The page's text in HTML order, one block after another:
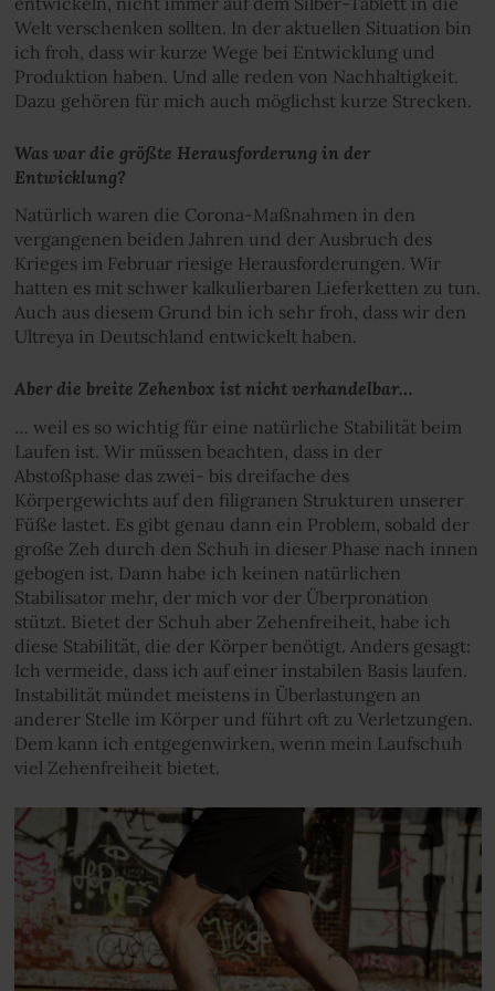
Welt verschenken sollten. In der aktuellen Situation bin
ich froh, dass wir kurze Wege bei Entwicklung und
Produktion haben. Und alle reden von Nachhaltigkeit.
Dazu gehören für mich auch möglichst kurze Strecken.
Was war die größte Herausforderung in der
Entwicklung?
Natürlich waren die Corona-Maßnahmen in den
vergangenen beiden Jahren und der Ausbruch des
Krieges im Februar riesige Herausforderungen. Wir
hatten es mit schwer kalkulierbaren Lieferketten zu tun.
Auch aus diesem Grund bin ich sehr froh, dass wir den
Ultreya in Deutschland entwickelt haben.
Aber die breite Zehenbox ist nicht verhandelbar…
… weil es so wichtig für eine natürliche Stabilität beim
Laufen ist. Wir müssen beachten, dass in der
Abstoßphase das zwei- bis dreifache des
Körpergewichts auf den filigranen Strukturen unserer
Füße lastet. Es gibt genau dann ein Problem, sobald der
große Zeh durch den Schuh in dieser Phase nach innen
gebogen ist. Dann habe ich keinen natürlichen
Stabilisator mehr, der mich vor der Überpronation
stützt. Bietet der Schuh aber Zehenfreiheit, habe ich
diese Stabilität, die der Körper benötigt. Anders gesagt:
Ich vermeide, dass ich auf einer instabilen Basis laufen.
Instabilität mündet meistens in Überlastungen an
anderer Stelle im Körper und führt oft zu Verletzungen.
Dem kann ich entgegenwirken, wenn mein Laufschuh
viel Zehenfreiheit bietet.